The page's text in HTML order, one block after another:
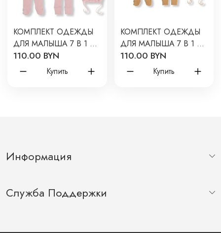
КОМПЛЕКТ ОДЕЖДЫ
ДЛЯ МАЛЫША 7 В 1 62
СМ ЦВЕТ: СВЕТЛАЯ
ПУДРА 9055-115
110.00 BYN
Купить
КОМПЛЕКТ ОДЕЖДЫ
ДЛЯ МАЛЫША 7 В 1 56
СМ ЦВЕТ: БРОНЗА
110.00 BYN
Купить
Информация
Служба Поддержки